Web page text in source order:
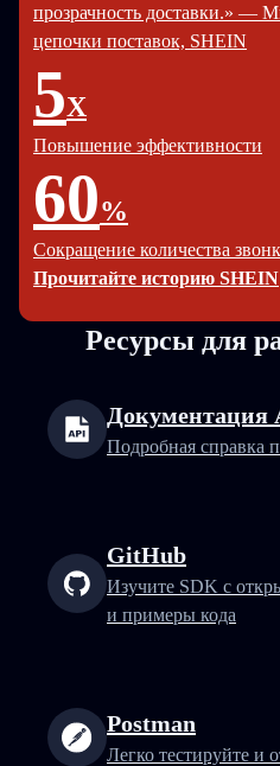
прозрачность доставки.» —
цепочки поставок, SHEIN
5X
Повышение эффективности
60%
Сокращение количества
Прочитайте историю SHEIN
Ресурсы для
Документация
Подробная справка
GitHub
Изучите SDK с
и примеры кода
Postman
Легко тестируйте и